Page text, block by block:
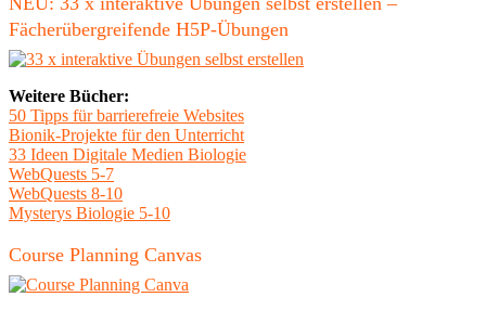
Fächerübergreifende H5P-Übungen
Weitere Bücher:
50 Tipps für barrierefreie Websites
Bionik-Projekte für den Unterricht
33 Ideen Digitale Medien Biologie
WebQuests 5-7
WebQuests 8-10
Mysterys Biologie 5-10
Course Planning Canvas